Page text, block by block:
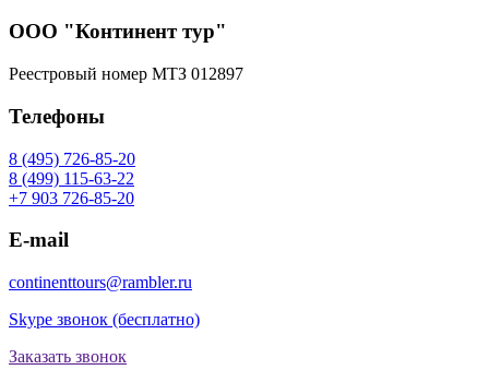
ООО "Континент тур"
Реестровый номер МТЗ 012897
Телефоны
8 (495) 726-85-20
8 (499) 115-63-22
+7 903 726-85-20
E-mail
continenttours@rambler.ru
Skype звонок (бесплатно)
Заказать звонок